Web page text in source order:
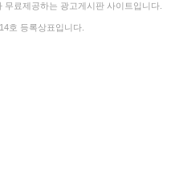
료제공하는 광고게시판 사이트입니다.
호 등록상표입니다.